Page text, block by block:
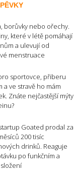
borůvky nebo ořechy.
které v létě pomáhají
a ulevují od
menstruace
sportovce, přiberu
a ve stravě ho mám
Znáte nejčastější mýty
Goated prodal za
200 tisíc
drinků. Reaguje
po funkčním a